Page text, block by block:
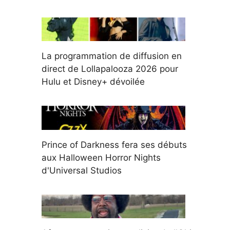
La programmation de diffusion en
direct de Lollapalooza 2026 pour
Hulu et Disney+ dévoilée
Prince of Darkness fera ses débuts
aux Halloween Horror Nights
d'Universal Studios